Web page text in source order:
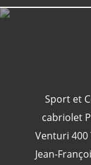
Sport et
cabriolet
Venturi 400
Jean-